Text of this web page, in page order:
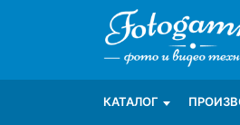
Интернет-
Магазин
КАТАЛОГ